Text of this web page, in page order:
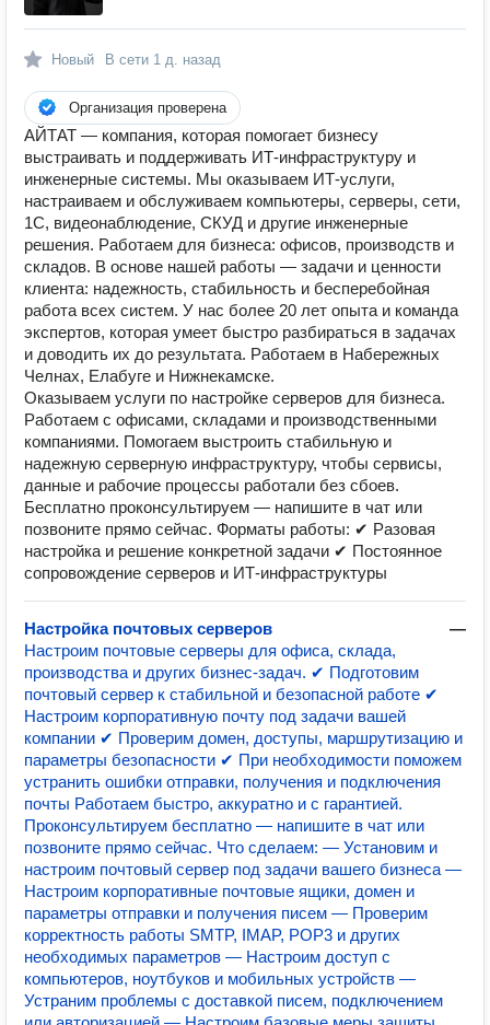
Новый В сети 1 д. назад
Организация проверена
АЙТАТ — компания, которая помогает бизнесу
выстраивать и поддерживать ИТ-инфраструктуру и
инженерные системы. Мы оказываем ИТ-услуги,
настраиваем и обслуживаем компьютеры, серверы, сети,
1С, видеонаблюдение, СКУД и другие инженерные
решения. Работаем для бизнеса: офисов, производств и
складов. В основе нашей работы — задачи и ценности
клиента: надежность, стабильность и бесперебойная
работа всех систем. У нас более 20 лет опыта и команда
экспертов, которая умеет быстро разбираться в задачах
и доводить их до результата. Работаем в Набережных
Челнах, Елабуге и Нижнекамске.
Оказываем услуги по настройке серверов для бизнеса.
Работаем с офисами, складами и производственными
компаниями. Помогаем выстроить стабильную и
надежную серверную инфраструктуру, чтобы сервисы,
данные и рабочие процессы работали без сбоев.
Бесплатно проконсультируем — напишите в чат или
позвоните прямо сейчас. Форматы работы: ✔ Разовая
настройка и решение конкретной задачи ✔ Постоянное
сопровождение серверов и ИТ-инфраструктуры
Настройка почтовых серверов
—
Настроим почтовые серверы для офиса, склада,
производства и других бизнес-задач. ✔ Подготовим
почтовый сервер к стабильной и безопасной работе ✔
Настроим корпоративную почту под задачи вашей
компании ✔ Проверим домен, доступы, маршрутизацию и
параметры безопасности ✔ При необходимости поможем
устранить ошибки отправки, получения и подключения
почты Работаем быстро, аккуратно и с гарантией.
Проконсультируем бесплатно — напишите в чат или
позвоните прямо сейчас. Что сделаем: — Установим и
настроим почтовый сервер под задачи вашего бизнеса —
Настроим корпоративные почтовые ящики, домен и
параметры отправки и получения писем — Проверим
корректность работы SMTP, IMAP, POP3 и других
необходимых параметров — Настроим доступ с
компьютеров, ноутбуков и мобильных устройств —
Устраним проблемы с доставкой писем, подключением